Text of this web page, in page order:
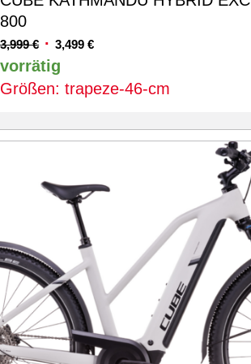
800
3,999€ Ursprünglicher
Preis
3,499€Aktueller
vorrätig
Größen: trapeze-46-cm